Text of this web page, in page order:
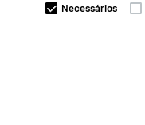
Necessários